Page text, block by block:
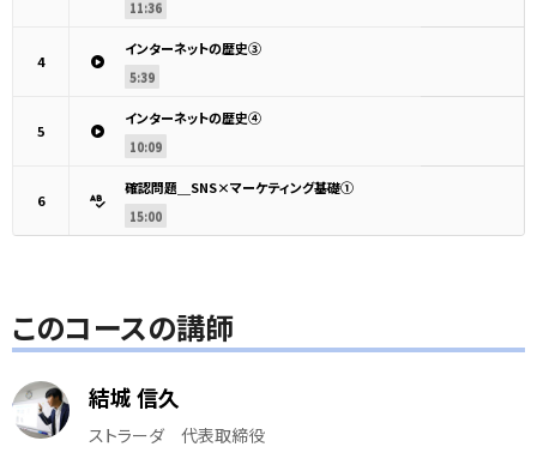
11:36
4
インターネットの歴史③
5:39
5
インターネットの歴史④
10:09
6
確認問題＿SNS×マーケティング基礎①
15:00
このコースの講師
結城 信久
ストラーダ 代表取締役